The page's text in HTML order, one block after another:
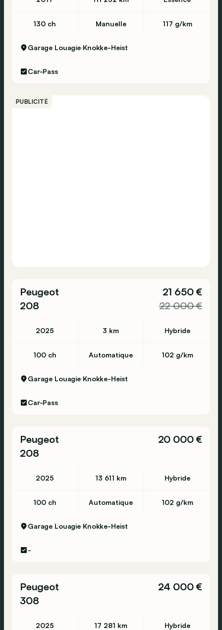
130 ch Manuelle 117 g/km
Garage Louagie Knokke-Heist
Car-Pass
PUBLICITÉ
Peugeot
208
21 650 €
22 000 €
2025 3 km Hybride
100 ch Automatique 102 g/km
Garage Louagie Knokke-Heist
Car-Pass
Peugeot
208
20 000 €
2025 13 611 km Hybride
100 ch Automatique 102 g/km
Garage Louagie Knokke-Heist
-
Peugeot
308
24 000 €
2025 17 281 km Hybride